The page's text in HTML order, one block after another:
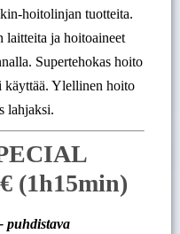
hoitolinjan tuotteita.
laitteita ja hoitoaineet
Supertehokas hoito
Ylellinen hoito
lahjaksi.
(1h15min)
puhdistava